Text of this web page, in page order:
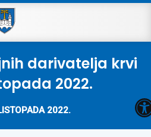
darivatelja krvi
2022.
2022.